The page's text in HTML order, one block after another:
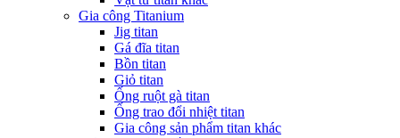
Gia công Titanium
Jig titan
Gá đĩa titan
Bồn titan
Giỏ titan
Ống ruột gà titan
Ống trao đổi nhiệt titan
Gia công sản phẩm titan khác